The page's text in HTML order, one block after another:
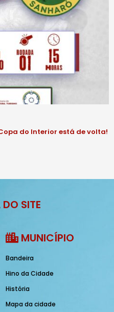
do Interior está de volta!
SITE
MUNICÍPIO
Bandeira
Hino da Cidade
História
Mapa da cidade